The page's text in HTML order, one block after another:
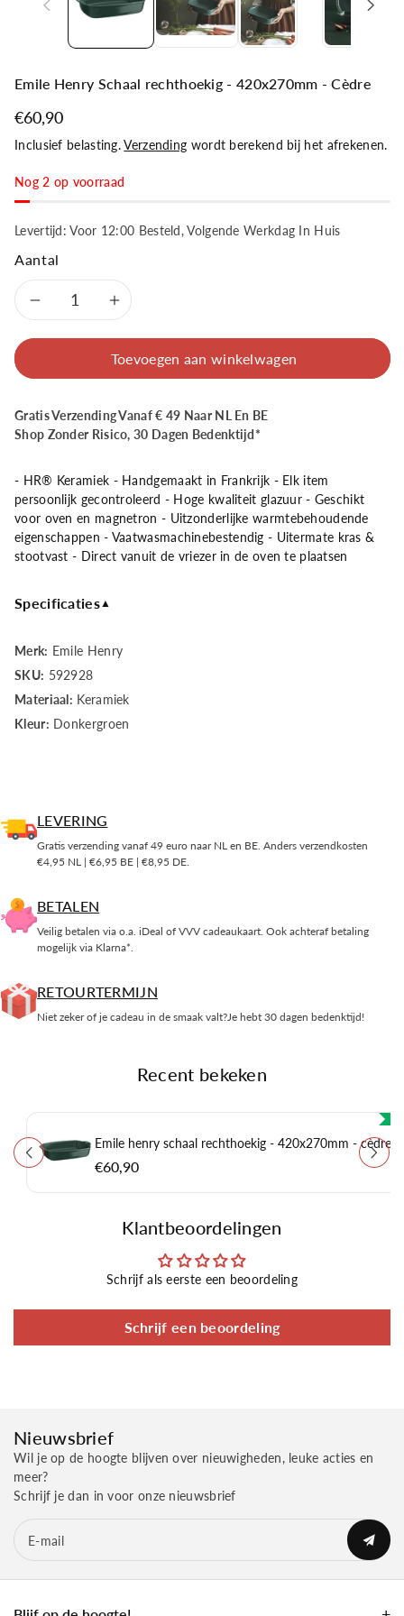
Emile Henry Schaal rechthoekig - 420x270mm - Cèdre
€60,90
Inclusief belasting.Verzending wordt berekend bij het afrekenen.
Nog 2 op voorraad
Levertijd: Voor 12:00 Besteld, Volgende Werkdag In Huis
Aantal
Aantal
verlagen
Emile
Henry
Schaal
rechthoekig
-
Cèdre
Aantal
verhogen
Emile
Henry
Schaal
rechthoekig
-
Cèdre
Toevoegen aan winkelwagen
Gratis Verzending Vanaf € 49 Naar NL En BE
Shop Zonder Risico, 30 Dagen Bedenktijd*
- HR® Keramiek - Handgemaakt in Frankrijk - Elk item
persoonlijk gecontroleerd - Hoge kwaliteit glazuur - Geschikt
voor oven en magnetron - Uitzonderlijke warmtebehoudende
eigenschappen - Vaatwasmachinebestendig - Uitermate kras &
stootvast - Direct vanuit de vriezer in de oven te plaatsen
Specificaties▲
Merk: Emile Henry
SKU: 592928
Materiaal: Keramiek
Kleur: Donkergroen
LEVERING
Gratis verzending vanaf 49 euro naar NL en BE. Anders verzendkosten
€4,95 NL | €6,95 BE | €8,95 DE.
BETALEN
Veilig betalen via o.a. iDeal of VVV cadeaukaart. Ook achteraf betaling
mogelijk via Klarna*.
RETOURTERMIJN
Niet zeker of je cadeau in de smaak valt?Je hebt 30 dagen bedenktijd!
Recent bekeken
Emile henry schaal rechthoekig - 420x270mm - cèdre
€60,90
Klantbeoordelingen
Schrijf als eerste een beoordeling
Schrijf een beoordeling
Nieuwsbrief
Wil je op de hoogte blijven over nieuwigheden, leuke acties en
meer?
Schrijf je dan in voor onze nieuwsbrief
E‑mail